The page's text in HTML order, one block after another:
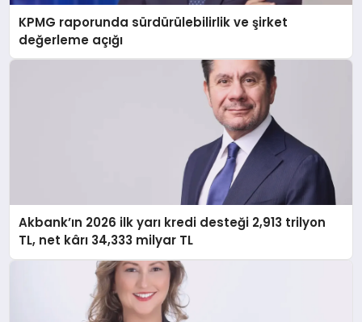
KPMG raporunda sürdürülebilirlik ve şirket
değerleme açığı
Akbank’ın 2026 ilk yarı kredi desteği 2,913 trilyon
TL, net kârı 34,333 milyar TL